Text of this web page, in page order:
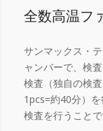
全数高温フ
サンマックス・
ャンバーで、検
検査（独自の検
1pcs=約40分）
検査を行うこと